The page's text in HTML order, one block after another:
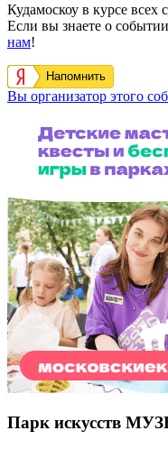
Кудамоскоу в курсе
Если вы знаете о
нам!
Напомнить
Вы организатор этого
Парк искусств